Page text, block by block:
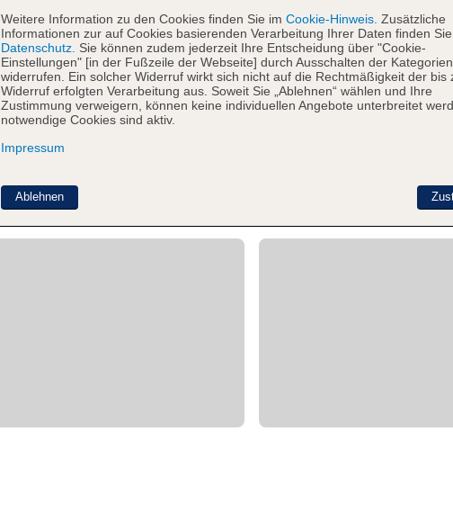
Weitere Information zu den Cookies finden Sie im Cookie-Hinweis. Zusätzliche
Informationen zur auf Cookies basierenden Verarbeitung Ihrer Daten finden
Datenschutz. Sie können zudem jederzeit Ihre Entscheidung über "Cookie-
Einstellungen" [in der Fußzeile der Webseite] durch Ausschalten der Kategorien
widerrufen. Ein solcher Widerruf wirkt sich nicht auf die Rechtmäßigkeit der bis
Widerruf erfolgten Verarbeitung aus. Soweit Sie „Ablehnen“ wählen und Ihre
Zustimmung verweigern, können keine individuellen Angebote unterbreitet
notwendige Cookies sind aktiv.
Impressum
Ablehnen